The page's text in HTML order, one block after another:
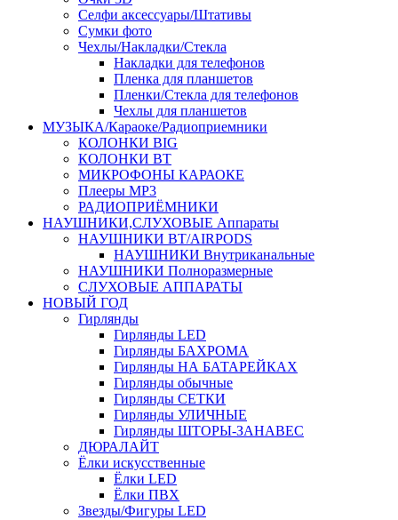
Селфи аксессуары/Штативы
Сумки фото
Чехлы/Накладки/Стекла
Накладки для телефонов
Пленка для планшетов
Пленки/Стекла для телефонов
Чехлы для планшетов
МУЗЫКА/Караоке/Радиоприемники
КОЛОНКИ BIG
КОЛОНКИ BT
МИКРОФОНЫ КАРАОКЕ
Плееры MP3
РАДИОПРИЁМНИКИ
НАУШНИКИ,СЛУХОВЫЕ Аппараты
НАУШНИКИ BT/AIRPODS
НАУШНИКИ Внутриканальные
НАУШНИКИ Полноразмерные
СЛУХОВЫЕ АППАРАТЫ
НОВЫЙ ГОД
Гирлянды
Гирлянды LED
Гирлянды БАХРОМА
Гирлянды НА БАТАРЕЙКАХ
Гирлянды обычные
Гирлянды СЕТКИ
Гирлянды УЛИЧНЫЕ
Гирлянды ШТОРЫ-ЗАНАВЕС
ДЮРАЛАЙТ
Ёлки искусственные
Ёлки LED
Ёлки ПВХ
Звезды/Фигуры LED